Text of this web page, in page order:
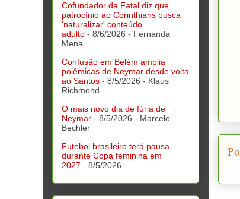
Cofundador da Fatal diz que
patrocínio ao Corinthians busca
'naturalizar' conteúdo
adulto - 8/6/2026 - Fernanda
Mena
Confusão em Belém amplia
polêmicas de Neymar desde volta
ao Santos - 8/5/2026 - Klaus
Richmond
O mais novo dia de fúria de
Neymar - 8/5/2026 - Marcelo
Bechler
Futebol brasileiro terá pausa
durante Copa feminina em
2027 - 8/5/2026 -